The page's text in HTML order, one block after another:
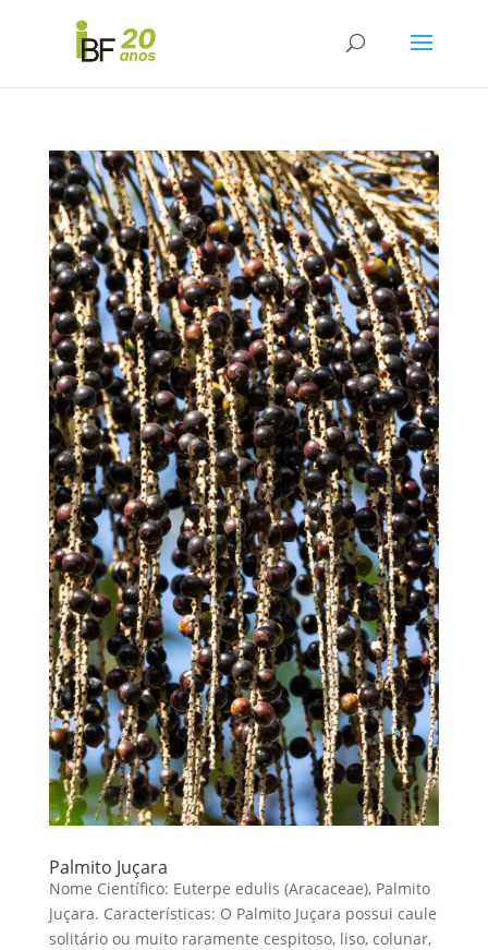
Palmito Juçara
Nome Científico: Euterpe edulis (Aracaceae), Palmito
Juçara. Características: O Palmito Juçara possui caule
solitário ou muito raramente cespitoso, liso, colunar,